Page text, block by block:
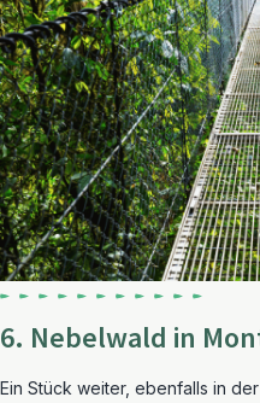
6. Nebelwald in
Ein Stück weiter, ebenfalls in